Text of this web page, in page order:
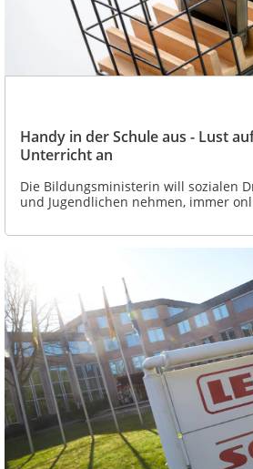
Handy in der Schule aus - Lust
Unterricht an
Die Bildungsministerin will sozialen
und Jugendlichen nehmen, immer